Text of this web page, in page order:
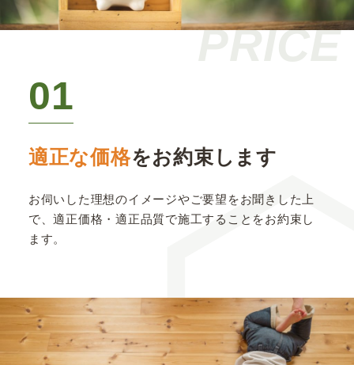
PRICE
01
適正な価格をお約束します
お伺いした理想のイメージやご要望をお聞きした上
で、適正価格・適正品質で施工することをお約束し
ます。